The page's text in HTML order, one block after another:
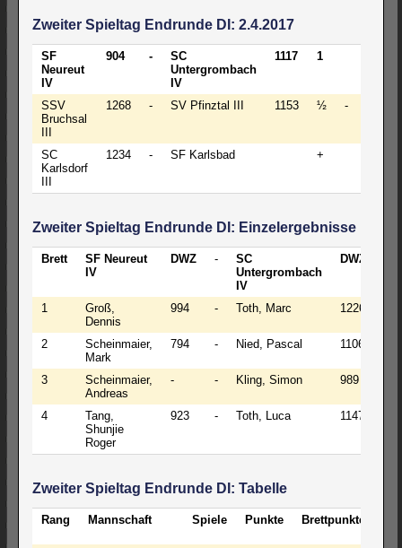
Zweiter Spieltag Endrunde DI: 2.4.2017
SF
Neureut
IV
904 -
SC
Untergrombach
IV
1117 1
SSV
Bruchsal
1268 - SV Pfinztal III 1153 ½ -
SC
Karlsdorf
1234 - SF Karlsbad +
Zweiter Spieltag Endrunde DI: Einzelergebnisse
Brett
SF Neureut
IV
DWZ -
SC
Untergrombach
IV
DWZ
1
Groß,
Dennis
994 - Toth, Marc 1226
2
Scheinmaier,
Mark
794 - Nied, Pascal 1106
3
Scheinmaier,
Andreas
- - Kling, Simon 989
4
Tang,
Shunjie
Roger
923 - Toth, Luca 1147
Zweiter Spieltag Endrunde DI: Tabelle
Rang Mannschaft Spiele Punkte Brettpunkte